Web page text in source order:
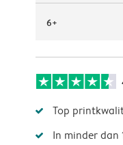
6+
Top
In minder dan